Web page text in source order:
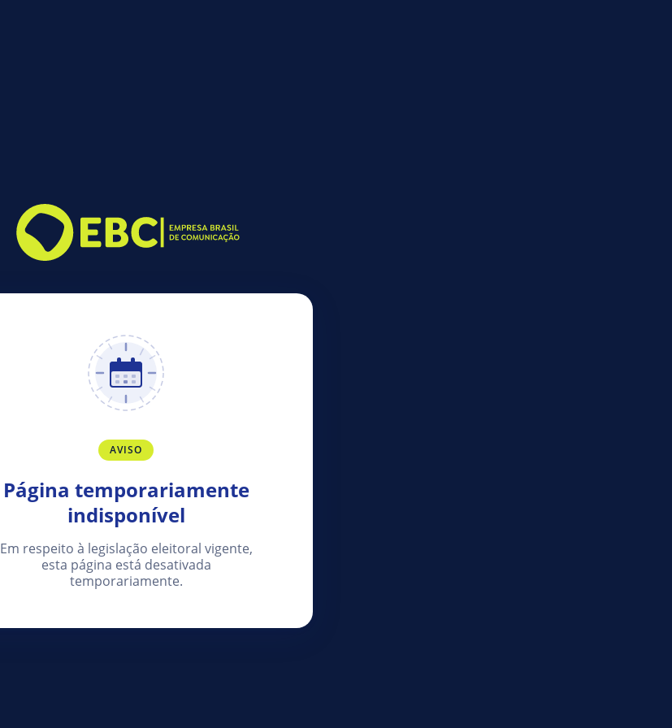
AVISO
Página temporariamente
indisponível
Em respeito à legislação eleitoral vigente,
esta página está desativada
temporariamente.